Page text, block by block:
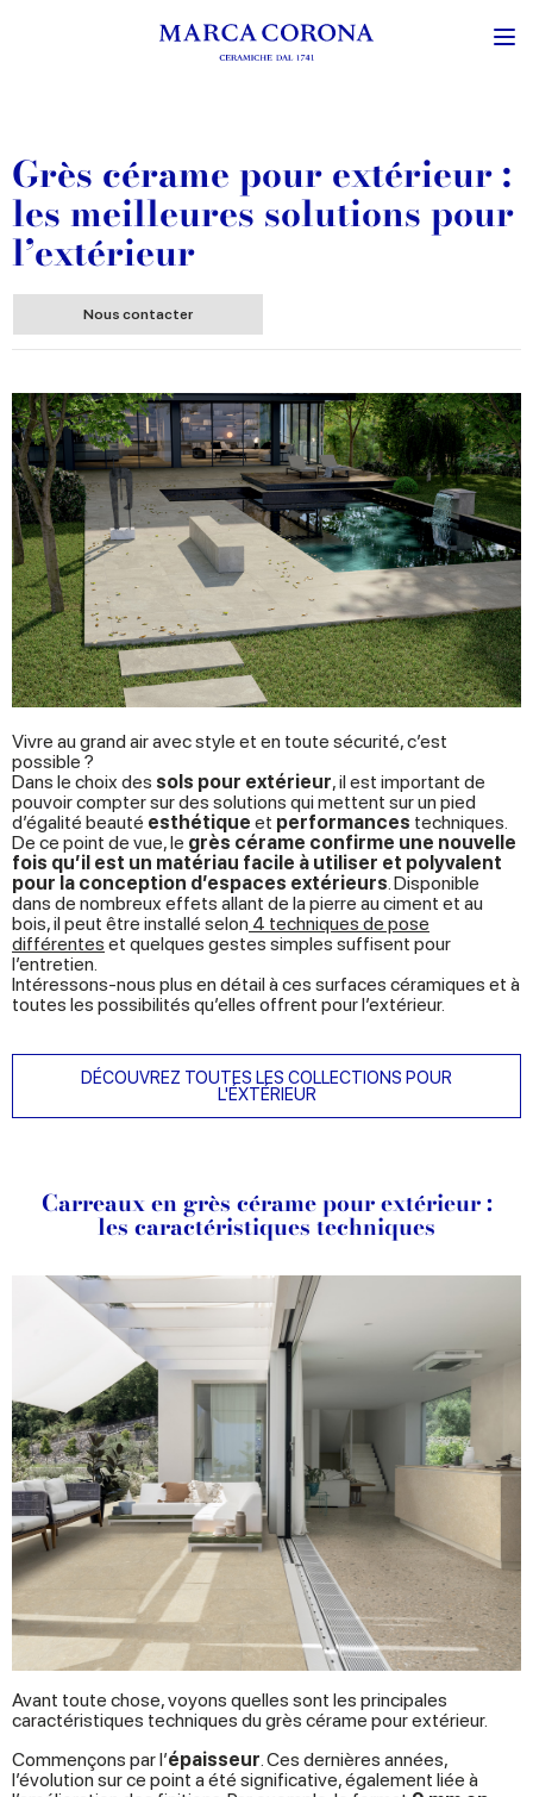
Grès cérame pour extérieur :
les meilleures solutions pour
l’extérieur
Nous contacter
Vivre au grand air avec style et en toute sécurité, c’est
possible ?
Dans le choix des sols pour extérieur, il est important de
pouvoir compter sur des solutions qui mettent sur un pied
d’égalité beauté esthétique et performances techniques.
De ce point de vue, le grès cérame confirme une nouvelle
fois qu’il est un matériau facile à utiliser et polyvalent
pour la conception d’espaces extérieurs . Disponible
dans de nombreux effets allant de la pierre au ciment et au
bois, il peut être installé selon 4 techniques de pose
différentes et quelques gestes simples suffisent pour
l’entretien.
Intéressons-nous plus en détail à ces surfaces céramiques et à
toutes les possibilités qu’elles offrent pour l’extérieur.
DÉCOUVREZ TOUTES LES COLLECTIONS POUR
L'ÉXTÉRIEUR
Carreaux en grès cérame pour extérieur :
les caractéristiques techniques
Avant toute chose, voyons quelles sont les principales
caractéristiques techniques du grès cérame pour extérieur.
Commençons par l’épaisseur. Ces dernières années,
l’évolution sur ce point a été significative, également liée à